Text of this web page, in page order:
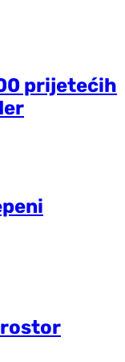
prijetećih